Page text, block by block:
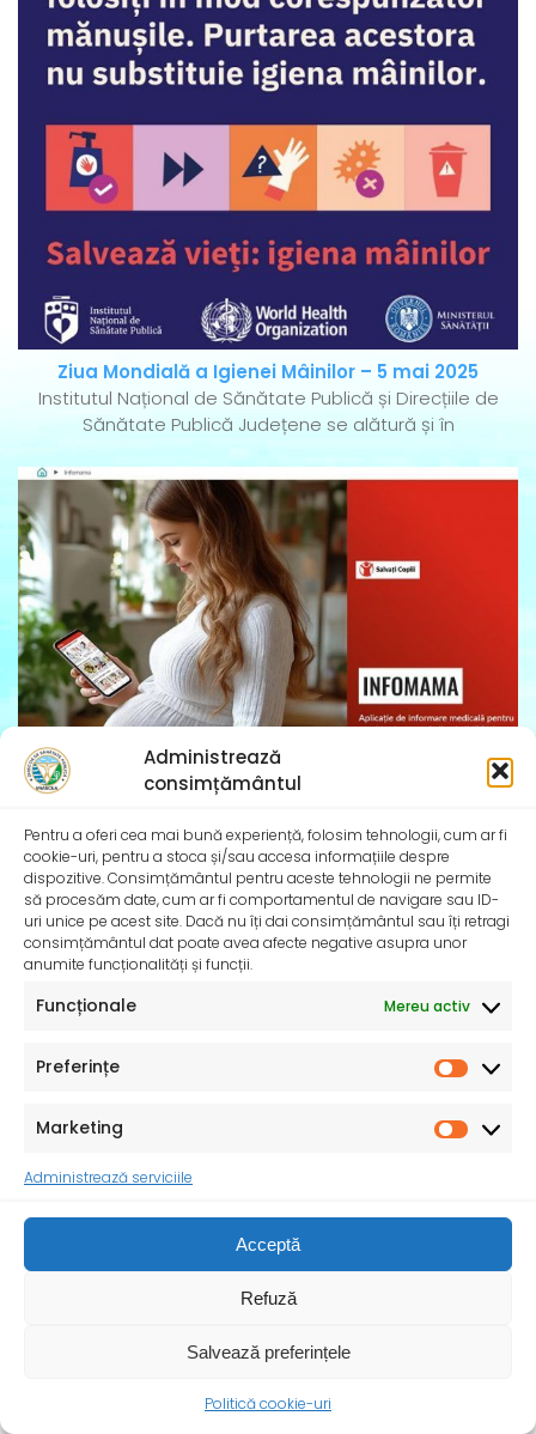
Administrează
consimțământul
Pentru a oferi cea mai bună experiență, folosim tehnologii, cum ar fi
cookie-uri, pentru a stoca și/sau accesa informațiile despre
dispozitive. Consimțământul pentru aceste tehnologii ne permite
să procesăm date, cum ar fi comportamentul de navigare sau ID-
uri unice pe acest site. Dacă nu îți dai consimțământul sau îți retragi
consimțământul dat poate avea afecte negative asupra unor
anumite funcționalități și funcții.
Funcționale Mereu activ
Preferințe
Marketing
Administrează serviciile
Acceptă
Refuză
Salvează preferințele
Politică cookie-uri
Ziua Mondială a Igienei Mâinilor – 5 mai 2025
Institutul Național de Sănătate Publică și Direcțiile de
Sănătate Publică Județene se alătură și în
InfoMama – Ghidul mamei pe parcursul sarcinii și în
De peste 35 de ani, Organizația Salvați Copiii
desfășoară activități dedicate promovării și apărării
drepturilor
Ziua Mondială a Sănătății – 7 aprilie 2025
Sănătatea mamei și copilului – o prioritate pentru un